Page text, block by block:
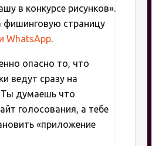
в конкурсе рисунков».
фишинговую страницу
WhatsApp.
опасно то, что
ведут сразу на
Ты думаешь что
голосования, а тебе
«приложение